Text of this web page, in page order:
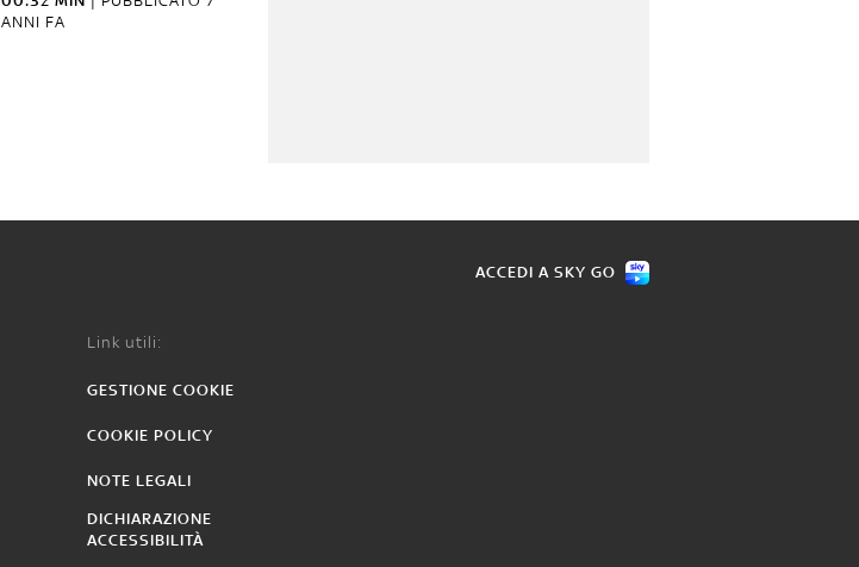
ANNI FA
ACCEDI A SKY GO
Link utili:
GESTIONE COOKIE
COOKIE POLICY
NOTE LEGALI
DICHIARAZIONE
ACCESSIBILITÀ